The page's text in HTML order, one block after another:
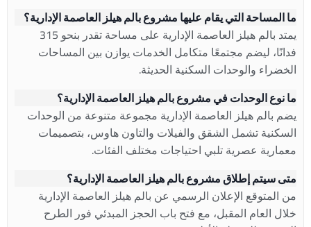
ما المساحة التي يقام عليها مشروع بالم هيلز العاصمة الإدارية؟
يمتد بالم هيلز العاصمة الإدارية على مساحة تقدر بنحو 315
فدانًا، ليضم مجتمعًا متكامل الخدمات يوازن بين المساحات
الخضراء والوحدات السكنية الحديثة.
ما نوع الوحدات في مشروع بالم هيلز العاصمة الإدارية؟
يضم بالم هيلز العاصمة الإدارية مجموعة متنوعة من الوحدات
السكنية تشمل الشقق والفيلات والتاون هاوس، بتصميمات
معمارية عصرية تلبي احتياجات مختلف الفئات.
متى سيتم إطلاق مشروع بالم هيلز العاصمة الإدارية؟
من المتوقع الإعلان الرسمي عن بالم هيلز العاصمة الإدارية
خلال العام المقبل، مع فتح باب الحجز المبدئي فور الطرح